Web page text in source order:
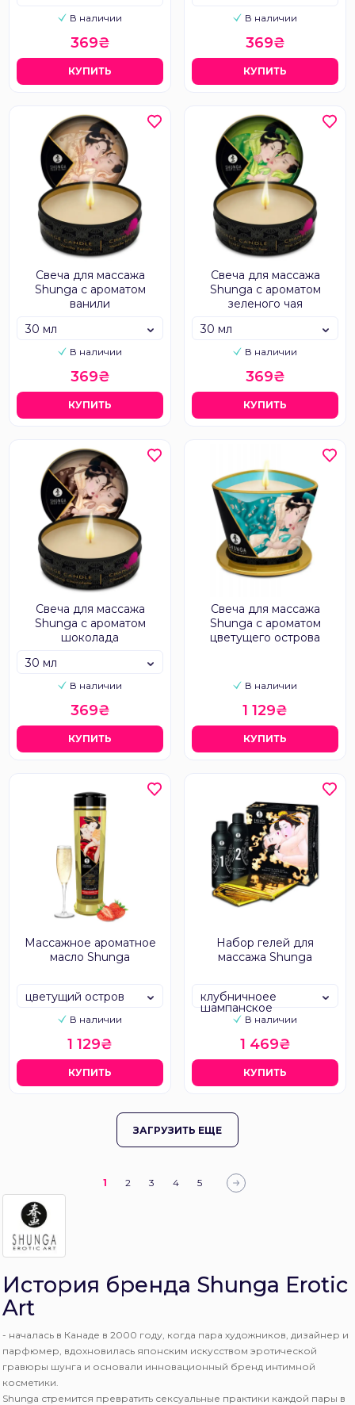
В наличии
369₴
КУПИТЬ
В наличии
369₴
КУПИТЬ
Свеча для массажа
Shunga с ароматом
ванили
В наличии
30 мл
369₴
КУПИТЬ
Свеча для массажа
Shunga с ароматом
зеленого чая
В наличии
30 мл
369₴
КУПИТЬ
Свеча для массажа
Shunga с ароматом
шоколада
В наличии
30 мл
369₴
КУПИТЬ
Свеча для массажа
Shunga с ароматом
цветущего острова
В наличии
1 129₴
КУПИТЬ
Массажное ароматное
масло Shunga
В наличии
цветущий остров
1 129₴
КУПИТЬ
Набор гелей для
массажа Shunga
В наличии
клубничноее
шампанское
1 469₴
КУПИТЬ
ЗАГРУЗИТЬ ЕЩЕ
1 2 3 4 5
История бренда Shunga Erotic
Art
- началась в Канаде в 2000 году, когда пара художников, дизайнер и
парфюмер, вдохновилась японским искусством эротической
гравюры шунга и основали инновационный бренд интимной
косметики.
Shunga стремится превратить сексуальные практики каждой пары в